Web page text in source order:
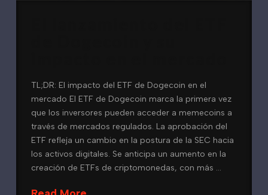
TL;DR: El impacto del ETF de Dogecoin en el
mercado El ETF de Dogecoin marca la primera vez
que los inversores pueden acceder a memecoins a
través de mercados regulados. La aprobación del
ETF refleja un cambio en la postura de la SEC hacia
los activos digitales. Se anticipa un aumento en la
creación de ETFs de criptomonedas, con más …